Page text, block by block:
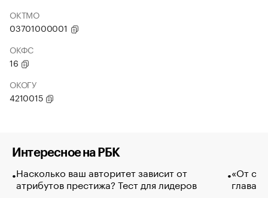
ОКТМО
03701000001
ОКФС
16
ОКОГУ
4210015
Интересное на РБК
Насколько ваш авторитет зависит от
атрибутов престижа? Тест для лидеров
«От
глава